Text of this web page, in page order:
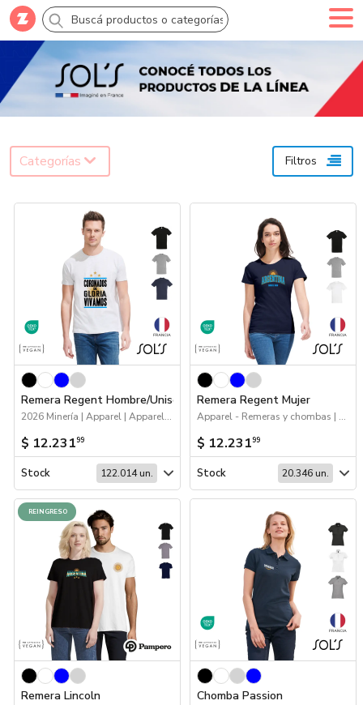
Comprar Creá tu cuenta Ingresá
Categorías
SALE 70% OFF
Novedades
Campañas
Logo 24hs
Marcas
Catálogos
Sé partner
Categorías Filtros
Remera Regent Hombre/Unisex
2026 Minería | Apparel | Apparel - Remeras y chombas | Workwear
$ 12.23199
Stock 122.014 un.
Remera Regent Mujer
Apparel - Remeras y chombas | Apparel | Workwear
$ 12.23199
Stock 20.346 un.
REINGRESO
Remera Lincoln Chomba Passion